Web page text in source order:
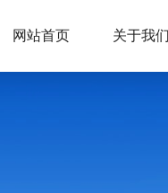
网站首页 关于我们